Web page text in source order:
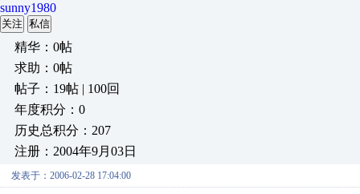
sunny1980
关注 私信
精华：0帖
求助：0帖
帖子：19帖 | 100回
年度积分：0
历史总积分：207
注册：2004年9月03日
发表于：2006-02-28 17:04:00